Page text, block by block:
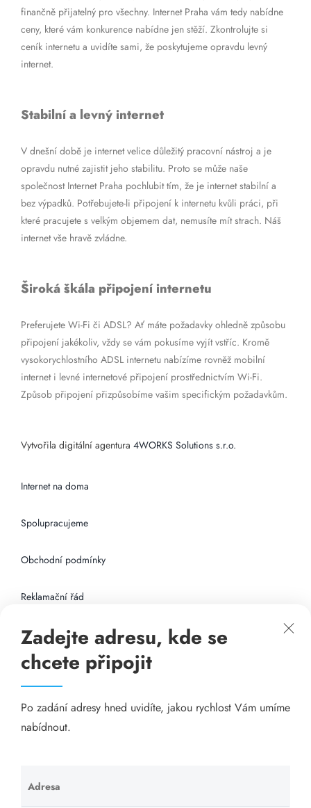
finančně přijatelný pro všechny. Internet Praha vám tedy nabídne
ceny, které vám konkurence nabídne jen stěží. Zkontrolujte si
ceník internetu a uvidíte sami, že poskytujeme opravdu levný
internet.
Stabilní a levný internet
V dnešní době je internet velice důležitý pracovní nástroj a je
opravdu nutné zajistit jeho stabilitu. Proto se může naše
společnost Internet Praha pochlubit tím, že je internet stabilní a
bez výpadků. Potřebujete-li připojení k internetu kvůli práci, při
které pracujete s velkým objemem dat, nemusíte mít strach. Náš
internet vše hravě zvládne.
Široká škála připojení internetu
Preferujete Wi-Fi či ADSL? Ať máte požadavky ohledně způsobu
připojení jakékoliv, vždy se vám pokusíme vyjít vstříc. Kromě
vysokorychlostního ADSL internetu nabízíme rovněž mobilní
internet i levné internetové připojení prostřednictvím Wi-Fi.
Způsob připojení přizpůsobíme vašim specifickým požadavkům.
Vytvořila digitální agentura 4WORKS Solutions s.r.o.
Internet na doma
Spolupracujeme
Obchodní podmínky
Reklamační řád
Připojení k internetu
Odkazy
Katalog A-seznam.cz
Visací zámky - TOKOZ
Zadejte adresu, kde se
chcete připojit
Po zadání adresy hned uvidíte, jakou rychlost Vám umíme
nabídnout.
Adresa
Ponechte